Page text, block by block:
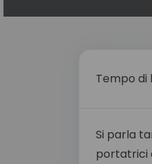
Tempo di
Si parla
portatrici